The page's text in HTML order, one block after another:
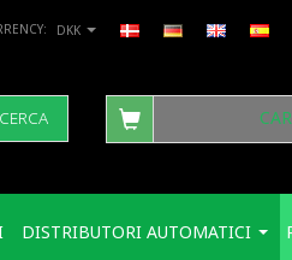
DKK
DISTRIBUTORI AUTOMATICI